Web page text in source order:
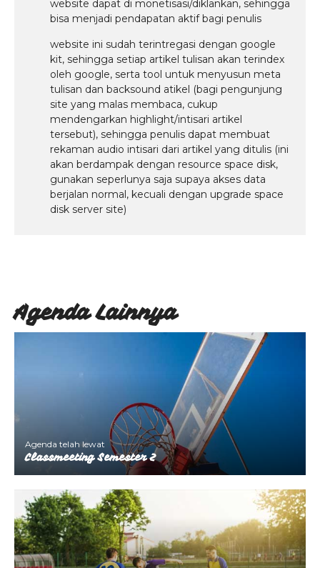
website dapat di monetisasi/diklankan, sehingga
bisa menjadi pendapatan aktif bagi penulis
website ini sudah terintregasi dengan google
kit, sehingga setiap artikel tulisan akan terindex
oleh google, serta tool untuk menyusun meta
tulisan dan backsound atikel (bagi pengunjung
site yang malas membaca, cukup
mendengarkan highlight/intisari artikel
tersebut), sehingga penulis dapat membuat
rekaman audio intisari dari artikel yang ditulis (ini
akan berdampak dengan resource space disk,
gunakan seperlunya saja supaya akses data
berjalan normal, kecuali dengan upgrade space
disk server site)
Agenda Lainnya
Agenda telah lewat
Classmeeting Semester 2